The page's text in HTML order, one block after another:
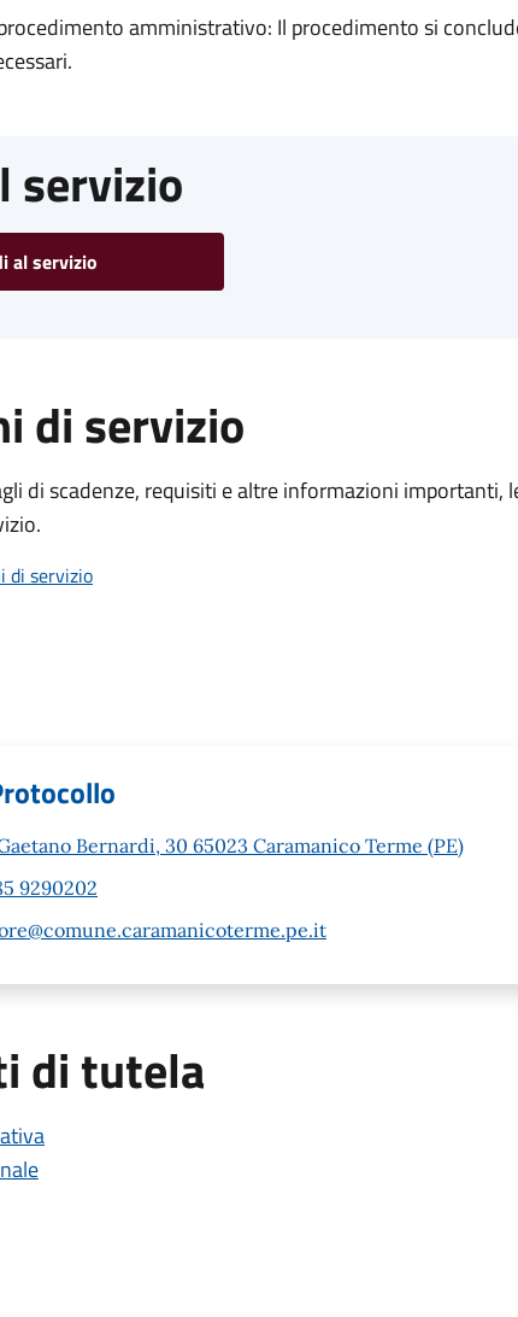
amministrativo: Il procedimento si
servizio
al servizio
di servizio
di scadenze, requisiti e altre informazioni importanti,
di servizio
Bernardi, 30 65023 Caramanico Terme (PE)
9290202
di tutela